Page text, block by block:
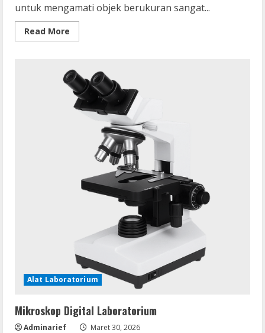
untuk mengamati objek berukuran sangat...
Read More
more
vs
Mikroskop
Biasa
Alat Laboratorium
Mikroskop Digital Laboratorium
Adminarief Maret 30, 2026